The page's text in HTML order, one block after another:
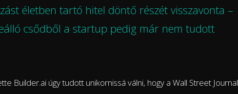
életben tartó hitel döntő részét visszavonta –
csődből a startup pedig már nem tudott
Builder.ai úgy tudott unikornissá válni, hogy a Wall Street Journal